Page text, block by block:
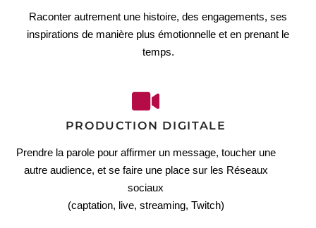
Raconter autrement une histoire, des engagements, ses
inspirations de manière plus émotionnelle et en prenant le
temps.
PRODUCTION DIGITALE
Prendre la parole pour affirmer un message, toucher une
autre audience, et se faire une place sur les Réseaux
sociaux
(captation, live, streaming, Twitch)